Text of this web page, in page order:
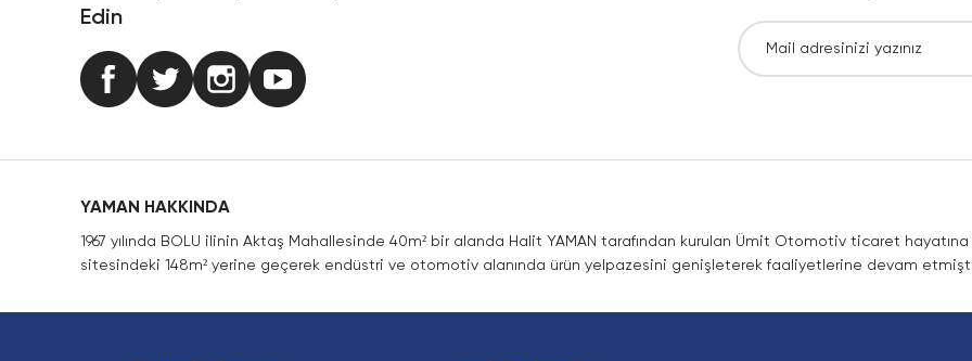
Edin
YAMAN HAKKINDA
1967 yılında BOLU ilinin Aktaş Mahallesinde 40m² bir alanda Halit YAMAN tarafından kurulan Ümit Otomotiv ticaret
sitesindeki 148m² yerine geçerek endüstri ve otomotiv alanında ürün yelpazesini genişleterek faaliyetlerine devam